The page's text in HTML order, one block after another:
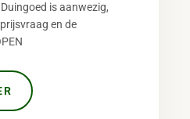
is aanwezig,
en de